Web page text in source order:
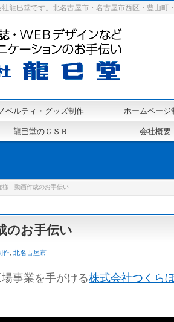
龍巳堂です。北名古屋市・名古屋市西区・豊山町
ベルティ・グッズ制作 ホームページ
龍巳堂のＣＳＲ 会社概要
様 動画作成のお手伝い
のお手伝い
作 北名古屋市
事業を手がける株式会社つくら